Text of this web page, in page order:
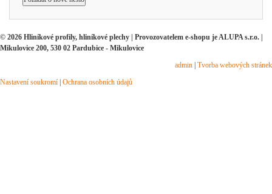
© 2026 Hliníkové profily, hliníkové plechy | Provozovatelem e-shopu je ALUPA s.r.o. |
Mikulovice 200, 530 02 Pardubice - Mikulovice
admin Tvorba webových stránek
Nastavení soukromí Ochrana osobních údajů